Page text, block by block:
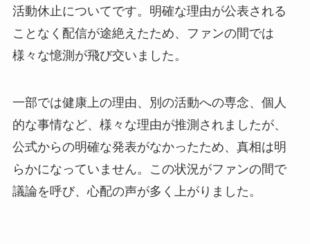
活動休止についてです。明確な理由が公表される
ことなく配信が途絶えたため、ファンの間では
様々な憶測が飛び交いました。
一部では健康上の理由、別の活動への専念、個人
的な事情など、様々な理由が推測されましたが、
公式からの明確な発表がなかったため、真相は明
らかになっていません。この状況がファンの間で
議論を呼び、心配の声が多く上がりました。